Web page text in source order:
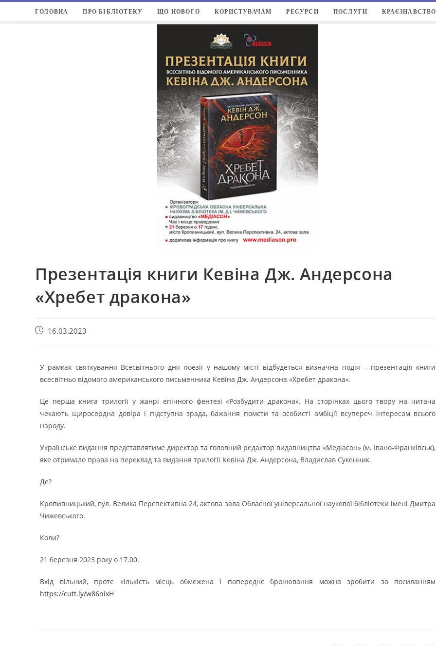
ГОЛОВНА ПРО БІБЛІОТЕКУ ЩО НОВОГО КОРИСТУВАЧАМ РЕСУРСИ ПОСЛУГИ КРАЄЗНАВСТВО
Презентація книги Кевіна Дж. Андерсона
«Хребет дракона»
16.03.2023
У рамках святкування Всесвітнього дня поезії у нашому місті відбудеться визначна подія – презентація книги
всесвітньо відомого американського письменника Кевіна Дж. Андерсона «Хребет дракона».
Це перша книга трилогії у жанрі епічного фентезі «Розбудити дракона». На сторінках цього твору на читача
чекають щиросердна довіра і підступна зрада, бажання помсти та особисті амбіції всупереч інтересам всього
народу.
Українське видання представлятиме директор та головний редактор видавництва «Медіасон» (м. Івано-Франківськ),
яке отримало права на переклад та видання трилогії Кевіна Дж. Андерсона, Владислав Сукенник.
Де?
Кропивницький, вул. Велика Перспективна 24, актова зала Обласної універсальної наукової бібліотеки імені Дмитра
Чижевського.
Коли?
21 березня 2023 року о 17.00.
Вхід вільний, проте кількість місць обмежена і попереднє бронювання можна зробити за посиланням
https://cutt.ly/w86nixH